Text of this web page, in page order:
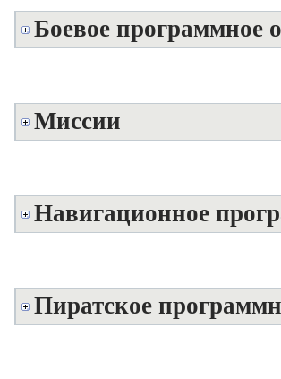
Боевое программное
Миссии
Навигационное
Пиратское